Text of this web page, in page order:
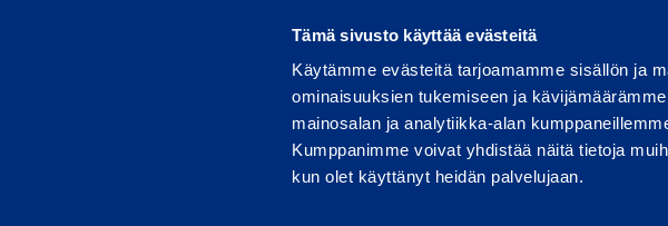
Tämä sivusto käyttää evästeitä
Käytämme evästeitä tarjoamamme sisällön ja
ominaisuuksien tukemiseen ja
mainosalan ja analytiikka-alan
Kumppanimme voivat yhdistää näitä tietoja
kun olet käyttänyt heidän palvelujaan.
Käyttöehdot Tietosuoja Raportoi